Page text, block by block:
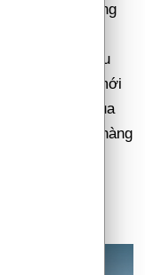
mẫu xe trong
nhờ không
trên nhiều điều
. Dù chỉ mới
xe SUV của
phục khách hàng
ý,
xe.